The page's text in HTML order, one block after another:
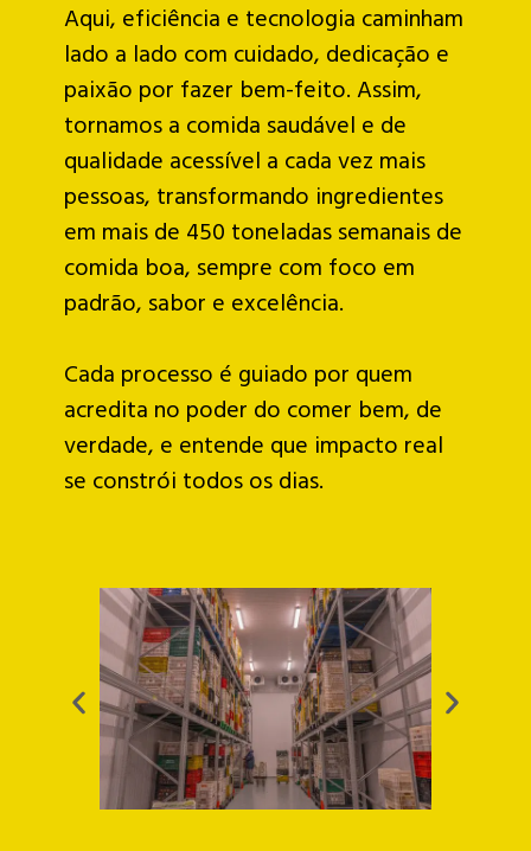
Aqui, eficiência e tecnologia caminham
lado a lado com cuidado, dedicação e
paixão por fazer bem-feito. Assim,
tornamos a comida saudável e de
qualidade acessível a cada vez mais
pessoas, transformando ingredientes
em mais de 450 toneladas semanais de
comida boa, sempre com foco em
padrão, sabor e excelência.
Cada processo é guiado por quem
acredita no poder do comer bem, de
verdade, e entende que impacto real
se constrói todos os dias.